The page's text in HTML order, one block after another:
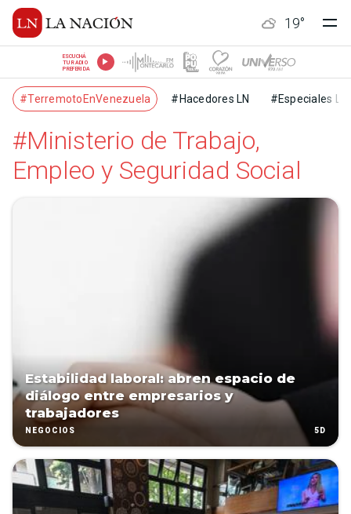
19°
ESCUCHÁ
TU RADIO
PREFERIDA
#TerremotoEnVenezuela #Hacedores LN #Especiales LN
#Ministerio de Trabajo,
Empleo y Seguridad Social
Estabilidad laboral: abren espacio de
diálogo entre empresarios y
trabajadores
NEGOCIOS 5D